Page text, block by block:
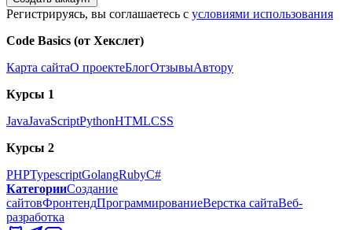
Регистрируясь, вы соглашаетесь с условиями использования
Code Basics (от Хекслет)
Карта сайтаО проектеБлогОтзывыАвтору
Курсы 1
JavaJavaScriptPythonHTMLCSS
Курсы 2
PHPTypescriptGolangRubyC#
КатегорииСоздание
сайтовФронтендПрограммированиеВерстка сайтаВеб-
разработка